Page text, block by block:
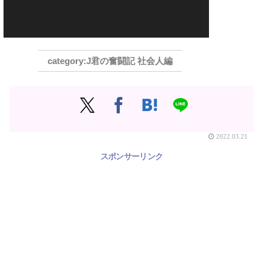
J君の奮闘記 社会人編
2022.03.21
スポンサーリンク